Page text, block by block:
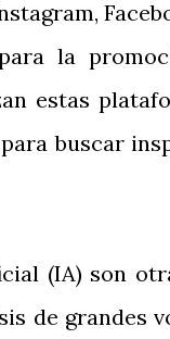
la
estas
buscar
(IA) son
de grandes